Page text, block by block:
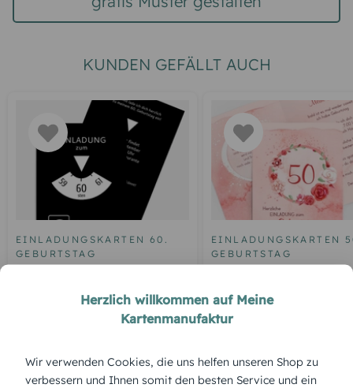
KUNDEN GEFÄLLT AUCH
EINLADUNGSKARTEN 60.
GEBURTSTAG
Parkuhr 60
EINLADUNGSKARTEN
GEBURTSTAG
Geburtstag Aquarell
ÜBERBLICK:
Herzlich willkommen auf Meine
Kartenmanufaktur
Wir verwenden Cookies, die uns helfen unseren Shop zu
verbessern und Ihnen somit den besten Service und ein